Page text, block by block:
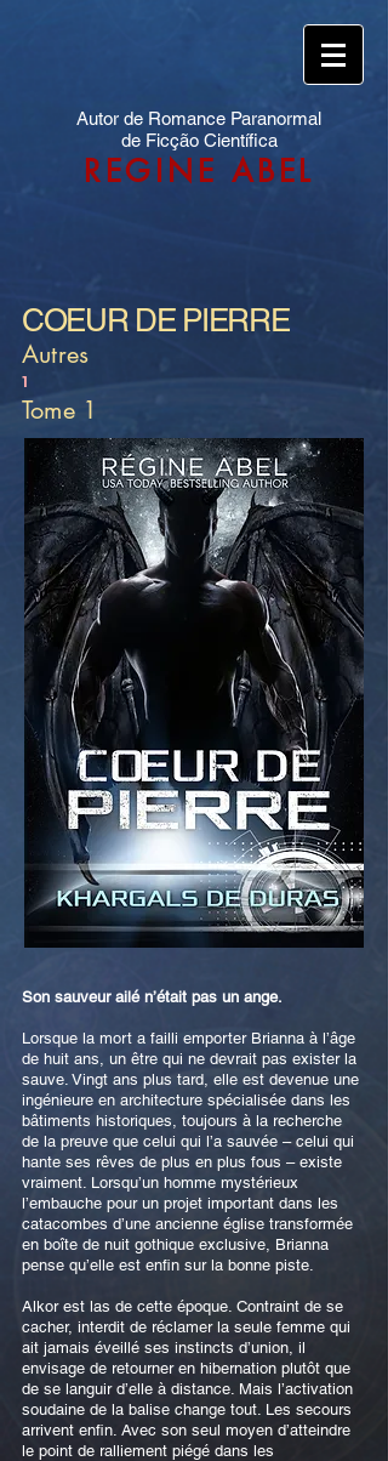
Autor de Romance Paranormal
de Ficção Científica
REGINE ABEL
COEUR DE PIERRE
Autres
1
Tome 1
Son sauveur ailé n’était pas un ange.
Lorsque la mort a failli emporter Brianna à l’âge
de huit ans, un être qui ne devrait pas exister la
sauve. Vingt ans plus tard, elle est devenue une
ingénieure en architecture spécialisée dans les
bâtiments historiques, toujours à la recherche
de la preuve que celui qui l’a sauvée – celui qui
hante ses rêves de plus en plus fous – existe
vraiment. Lorsqu’un homme mystérieux
l’embauche pour un projet important dans les
catacombes d’une ancienne église transformée
en boîte de nuit gothique exclusive, Brianna
pense qu’elle est enfin sur la bonne piste.
Alkor est las de cette époque. Contraint de se
cacher, interdit de réclamer la seule femme qui
ait jamais éveillé ses instincts d’union, il
envisage de retourner en hibernation plutôt que
de se languir d’elle à distance. Mais l’activation
soudaine de la balise change tout. Les secours
arrivent enfin. Avec son seul moyen d’atteindre
le point de ralliement piégé dans les